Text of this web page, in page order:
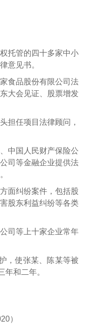
托管的四十多家中小
意见书。
食品股份有限公司法
大会见证、股票增发
担任项目法律顾问，
中国人民财产保险公
司等金融企业提供法
面纠纷案件，包括股
股东利益纠纷等各类
司等上十家企业常年
，使张某、陈某等被
年和二年。
）